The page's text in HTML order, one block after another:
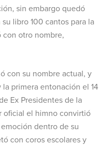
sin embargo quedó
libro 100 cantos para la
con otro nombre,
con su nombre actual, y
primera entonación el 14
Ex Presidentes de la
oficial el himno convirtió
dentro de su
con coros escolares y